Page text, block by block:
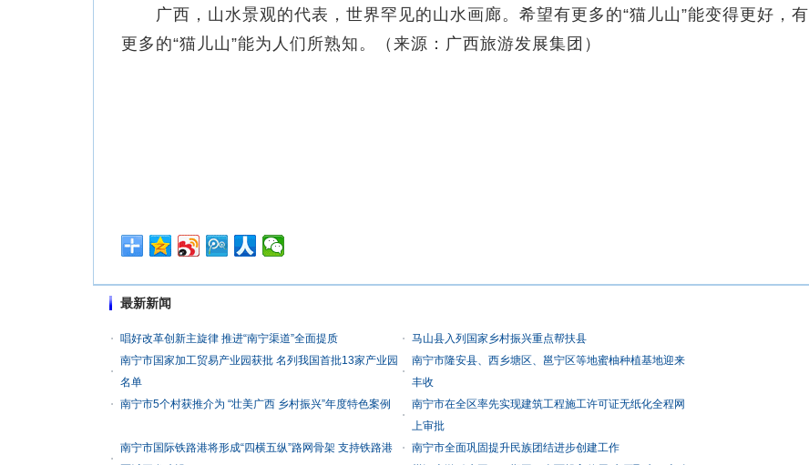
广西，山水景观的代表，世界罕见的山水画廊。希望有更多的“猫儿山”能变得更好，有
更多的“猫儿山”能为人们所熟知。（来源： 广西旅游发展集团 ）
最新新闻
唱好改革创新主旋律 推进“南宁渠道”全面提质
马山县入列国家乡村振兴重点帮扶县
南宁市国家加工贸易产业园获批 名列我国首批13家产业园
名单
南宁市隆安县、西乡塘区、邕宁区等地蜜柚种植基地迎来
丰收
南宁市5个村获推介为 “壮美广西 乡村振兴”年度特色案例
南宁市在全区率先实现建筑工程施工许可证无纸化全程网
上审批
南宁市国际铁路港将形成“四横五纵”路网骨架 支持铁路港
南宁市全面巩固提升民族团结进步创建工作